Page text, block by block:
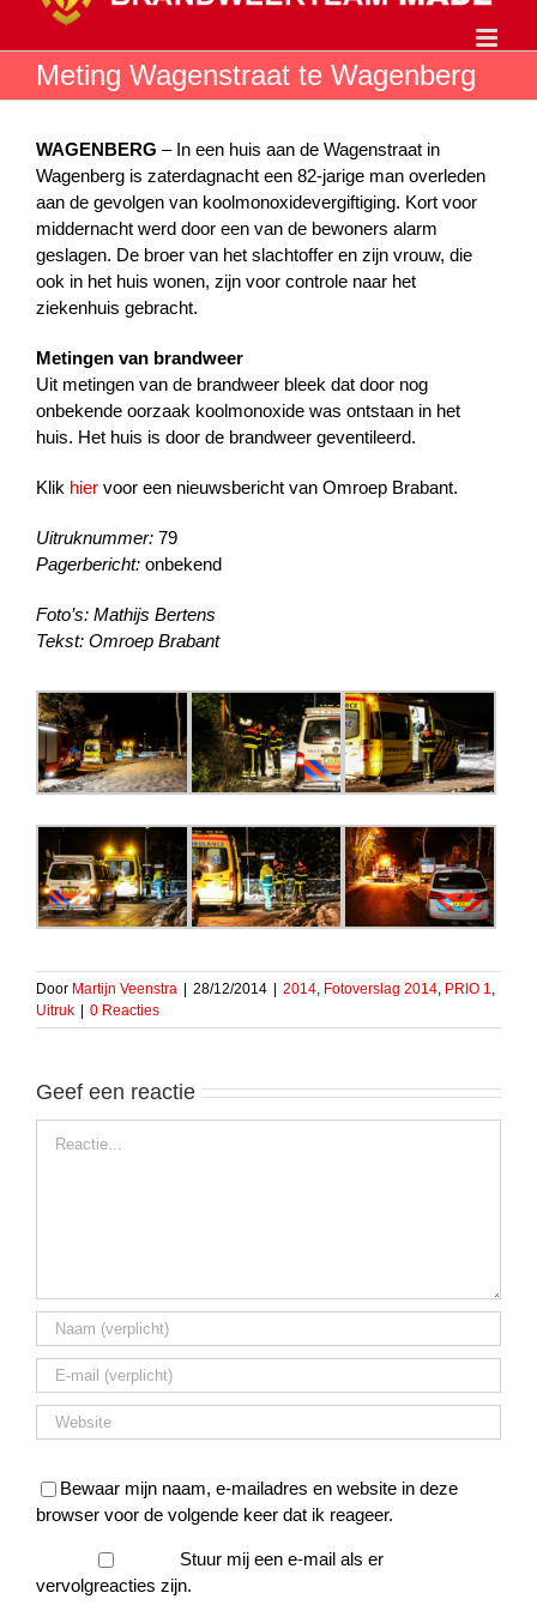
inhoudMeting Wagenstraat te Wagenberg
WAGENBERG – In een huis aan de Wagenstraat in
Wagenberg is zaterdagnacht een 82-jarige man overleden
aan de gevolgen van koolmonoxidevergiftiging. Kort voor
middernacht werd door een van de bewoners alarm
geslagen. De broer van het slachtoffer en zijn vrouw, die
ook in het huis wonen, zijn voor controle naar het
ziekenhuis gebracht.
Metingen van brandweer
Uit metingen van de brandweer bleek dat door nog
onbekende oorzaak koolmonoxide was ontstaan in het
huis. Het huis is door de brandweer geventileerd.
Klik hier voor een nieuwsbericht van Omroep Brabant.
Uitruknummer: 79
Pagerbericht: onbekend
Foto’s: Mathijs Bertens
Tekst: Omroep Brabant
Door Martijn Veenstra | 28/12/2014 | 2014 Fotoverslag 2014 PRIO 1
Uitruk | 0 Reacties
Geef een reactie
Bewaar mijn naam, e-mailadres en website in deze
browser voor de volgende keer dat ik reageer.
Stuur mij een e-mail als er
vervolgreacties zijn.